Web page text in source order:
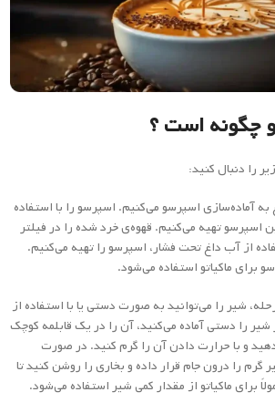
چگونه است ؟
را دنبال کنید:
آماده‌سازی اسپرسو می‌کنیم. اسپرسو را با استفاده
اسپرسو تهیه می‌کنیم. قهوه‌ی خرد شده را در فیلتر
از آب داغ تحت فشار، اسپرسو را تهیه می‌کنیم.
برای ماکیاتو استفاده می‌شود.
شیر را می‌توانید به صورت دستی یا با استفاده از
شیر را دستی آماده می‌کنید، آن را در یک قابلمه کوچک
و با حرارت دادن آن را گرم کنید. در صورت
گرم را درون جام قرار داده و بخاری را روشن کنید تا
برای ماکیاتو از مقدار کمی شیر استفاده می‌شود.